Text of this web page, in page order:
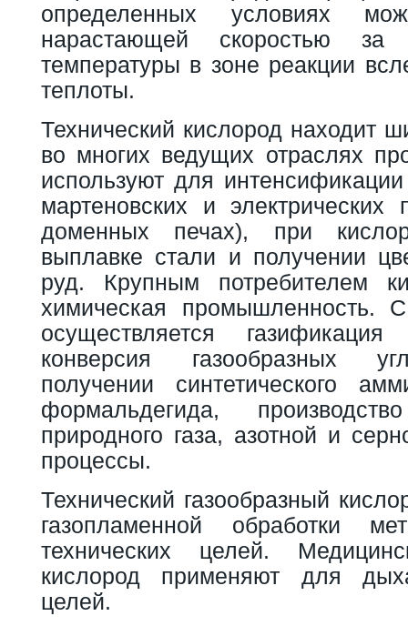
определенных условиях
нарастающей скоростью за
температуры в зоне реакции
теплоты.
Технический кислород находит
во многих ведущих отраслях
используют для
мартеновских и
доменных печах), при
выплавке стали и получении
руд. Крупным потребителем
химическая промышленность.
осуществляется
конверсия газообразных
получении синтетического
формальдегида,
природного газа, азотной и
процессы.
Технический газообразный
газопламенной обработки
технических целей.
кислород применяют для
целей.